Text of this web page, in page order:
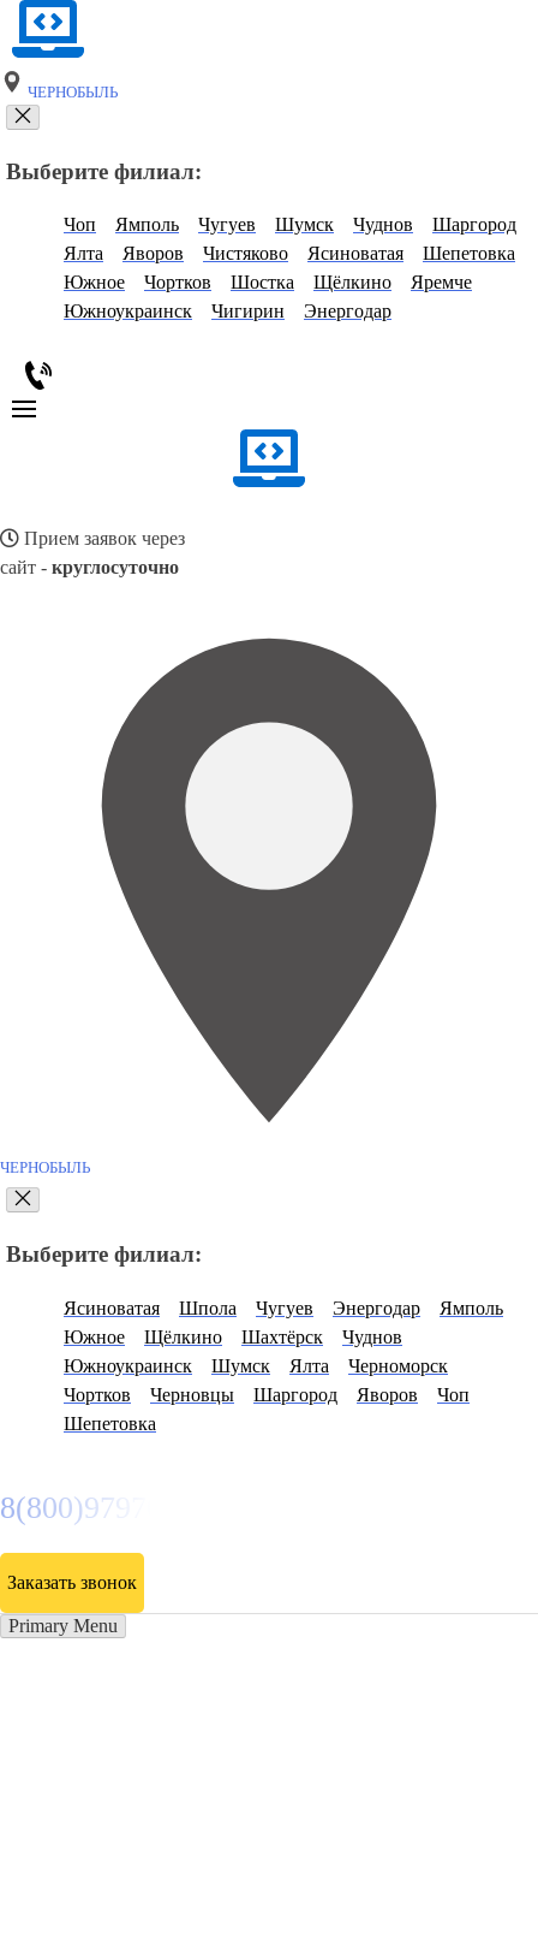
ЧЕРНОБЫЛЬ
Выберите филиал:
Чоп Ямполь Чугуев Шумск Чуднов
Шаргород
Ялта
Яворов Чистяково Ясиноватая
Шепетовка
Южное
Чортков Шостка Щёлкино
Яремче
Южноукраинск
Чигирин Энергодар
Прием заявок через
сайт - круглосуточно
ЧЕРНОБЫЛЬ
Выберите филиал:
Ясиноватая Шпола Чугуев Энергодар
Ямполь
Южное
Щёлкино Шахтёрск
Чуднов
Южноукраинск
Шумск Ялта
Черноморск
Чортков
Черновцы Шаргород Яворов
Чоп
Шепетовка
8(800)9797043
Заказать звонок
Primary Menu